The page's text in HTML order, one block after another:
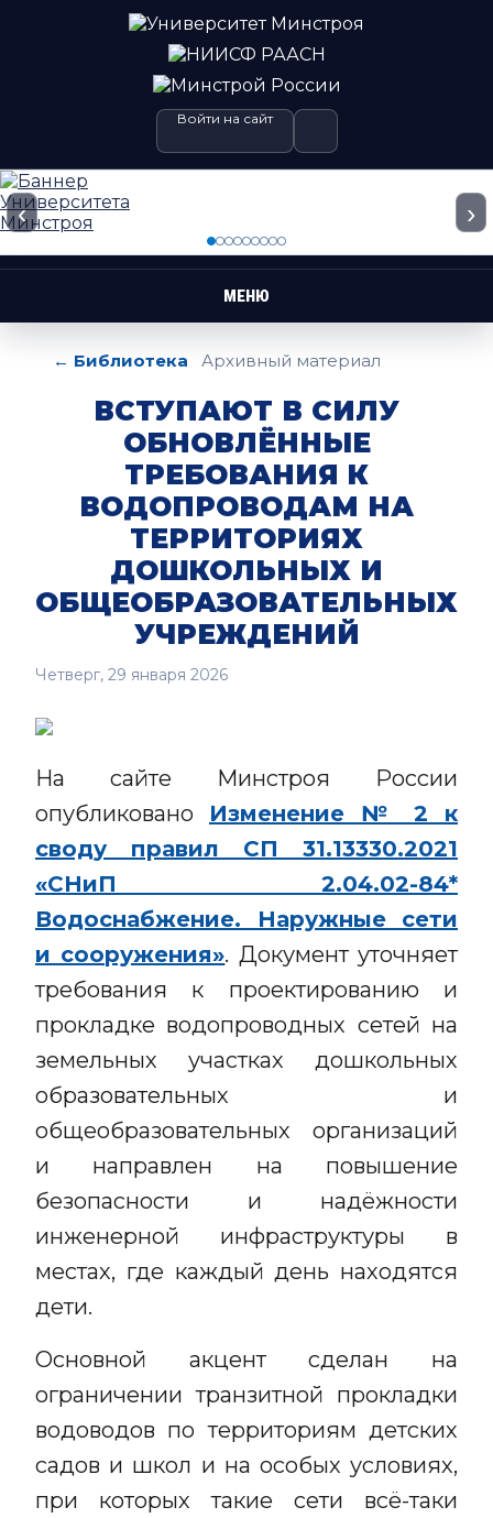
Войти на сайт
‹ ›
МЕНЮ
← Библиотека Архивный материал
ВСТУПАЮТ В СИЛУ
ОБНОВЛЁННЫЕ
ТРЕБОВАНИЯ К
ВОДОПРОВОДАМ НА
ТЕРРИТОРИЯХ
ДОШКОЛЬНЫХ И
ОБЩЕОБРАЗОВАТЕЛЬНЫХ
УЧРЕЖДЕНИЙ
Четверг, 29 января 2026
На сайте Минстроя России
опубликовано Изменение № 2 к
своду правил СП 31.13330.2021
«СНиП 2.04.02-84*
Водоснабжение. Наружные сети
и сооружения». Документ уточняет
требования к проектированию и
прокладке водопроводных сетей на
земельных участках дошкольных
образовательных и
общеобразовательных организаций
и направлен на повышение
безопасности и надёжности
инженерной инфраструктуры в
местах, где каждый день находятся
дети.
Основной акцент сделан на
ограничении транзитной прокладки
водоводов по территориям детских
садов и школ и на особых условиях,
при которых такие сети всё-таки